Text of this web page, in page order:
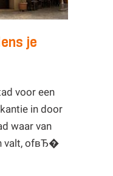
je
voor een
in door
waar van
valt, ofвЂ�